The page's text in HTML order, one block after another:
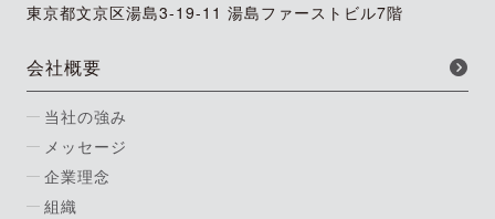
東京都文京区湯島3-19-11 湯島ファーストビル7階
会社概要
当社の強み
メッセージ
企業理念
組織